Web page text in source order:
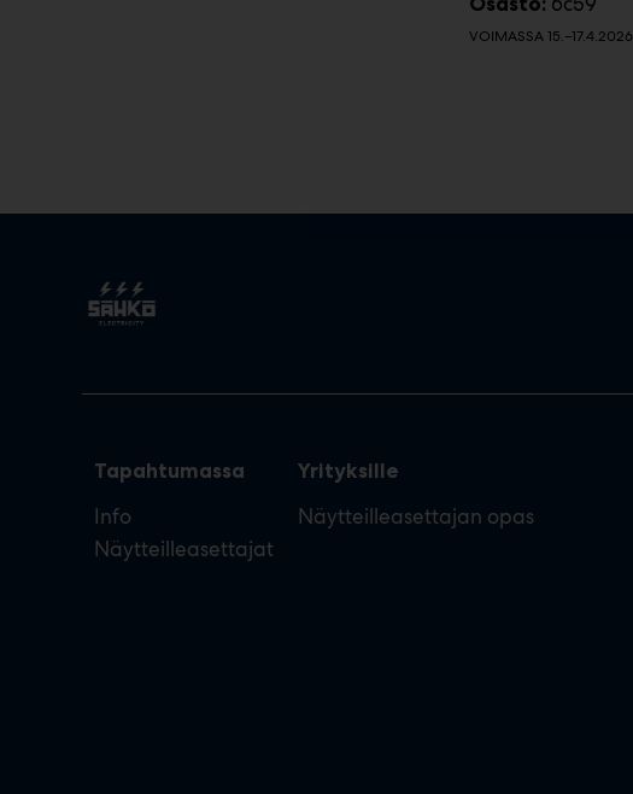
VOIMASSA 15.–17.4.2026
Tapahtumassa
Info
Näytteilleasettajat
Yrityksille
Näytteilleasettajan opas